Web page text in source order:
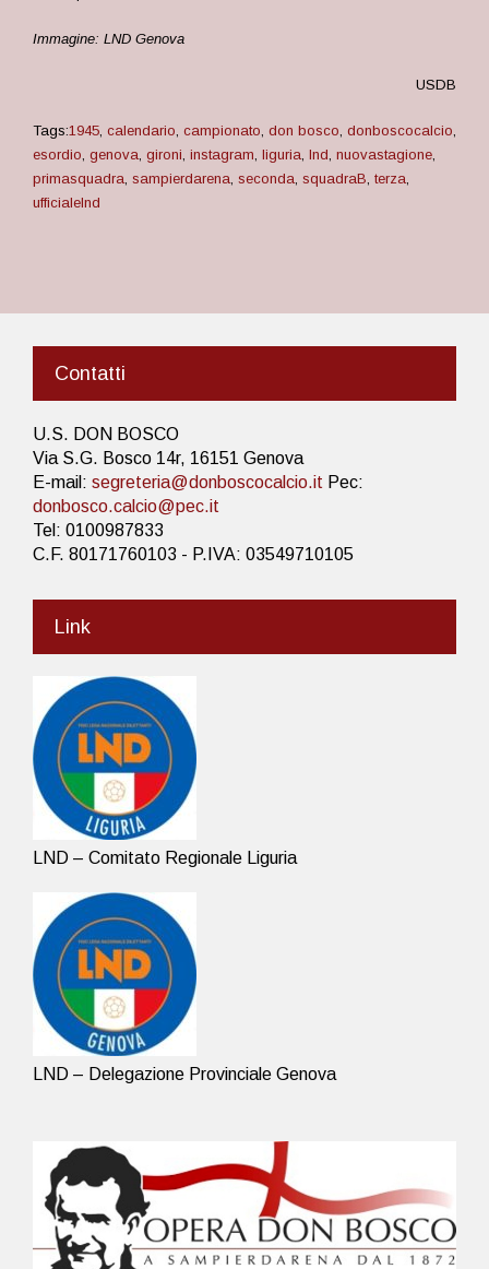
Immagine: LND Genova
USDB
Tags:1945, calendario, campionato, don bosco, donboscocalcio,
esordio, genova, gironi, instagram, liguria, lnd, nuovastagione,
primasquadra, sampierdarena, seconda, squadraB, terza,
ufficialelnd
Contatti
U.S. DON BOSCO
Via S.G. Bosco 14r, 16151 Genova
E-mail: segreteria@donboscocalcio.it Pec:
donbosco.calcio@pec.it
Tel: 0100987833
C.F. 80171760103 - P.IVA: 03549710105
Link
LND – Comitato Regionale Liguria
LND – Delegazione Provinciale Genova